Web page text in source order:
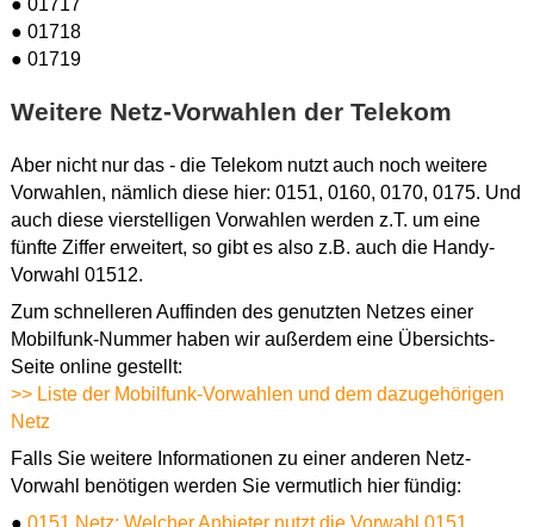
● 01718
● 01719
Weitere Netz-Vorwahlen der Telekom
Aber nicht nur das - die Telekom nutzt auch noch weitere
Vorwahlen, nämlich diese hier: 0151, 0160, 0170, 0175. Und
auch diese vierstelligen Vorwahlen werden z.T. um eine
fünfte Ziffer erweitert, so gibt es also z.B. auch die Handy-
Vorwahl 01512.
Zum schnelleren Auffinden des genutzten Netzes einer
Mobilfunk-Nummer haben wir außerdem eine Übersichts-
Seite online gestellt:
>> Liste der Mobilfunk-Vorwahlen und dem dazugehörigen
Netz
Falls Sie weitere Informationen zu einer anderen Netz-
Vorwahl benötigen werden Sie vermutlich hier fündig:
● 0151 Netz: Welcher Anbieter nutzt die Vorwahl 0151